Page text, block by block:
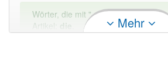
Wörter, die mit "-ung" enden,
Artikel:
die Mehr